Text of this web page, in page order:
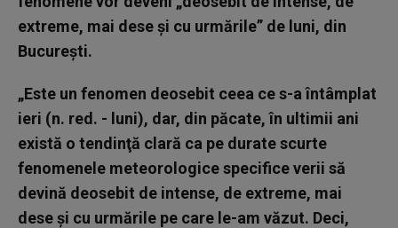
extreme, mai dese şi cu urmările” de luni, din
Bucureşti.
„Este un fenomen deosebit ceea ce s-a întâmplat
ieri (n. red. - luni), dar, din păcate, în ultimii ani
există o tendinţă clară ca pe durate scurte
fenomenele meteorologice specifice verii să
devină deosebit de intense, de extreme, mai
dese şi cu urmările pe care le-am văzut. Deci,